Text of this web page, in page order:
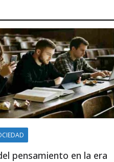
pensamiento en la era